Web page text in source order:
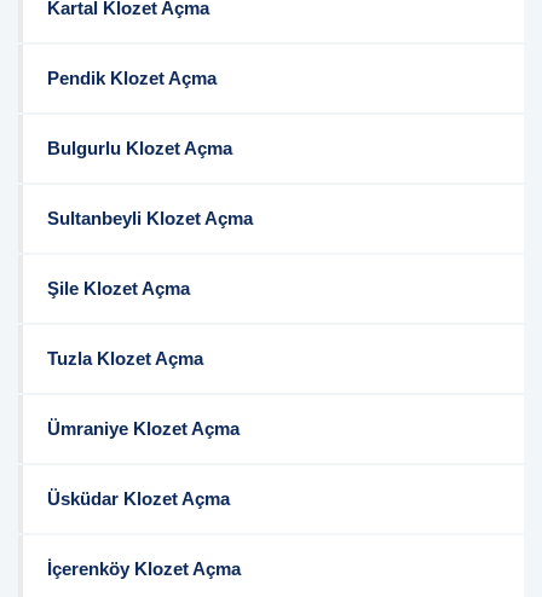
Kartal Klozet Açma
Pendik Klozet Açma
Bulgurlu Klozet Açma
Sultanbeyli Klozet Açma
Şile Klozet Açma
Tuzla Klozet Açma
Ümraniye Klozet Açma
Üsküdar Klozet Açma
İçerenköy Klozet Açma